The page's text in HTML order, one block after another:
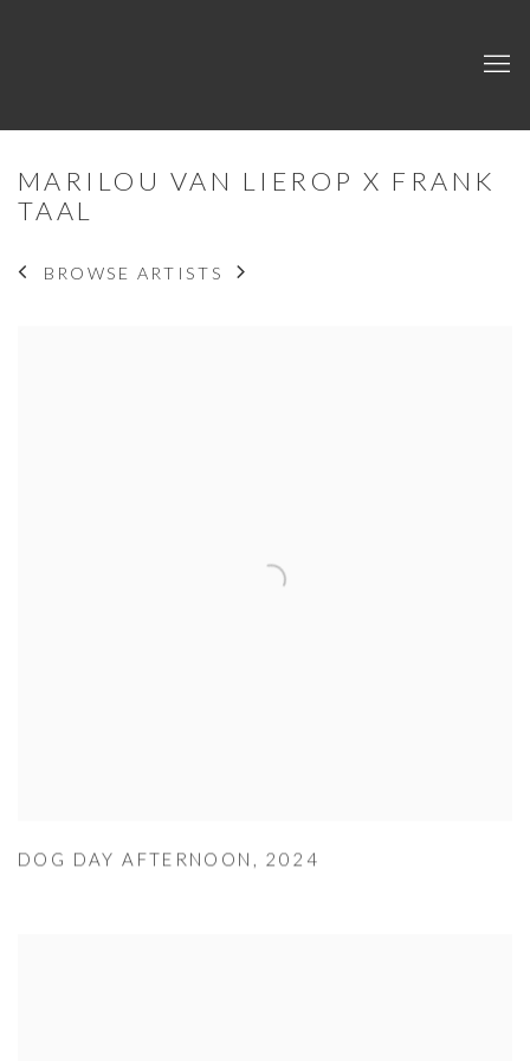
MARILOU VAN LIEROP X FRANK
TAAL
BROWSE ARTISTS
DOG DAY AFTERNOON , 2024